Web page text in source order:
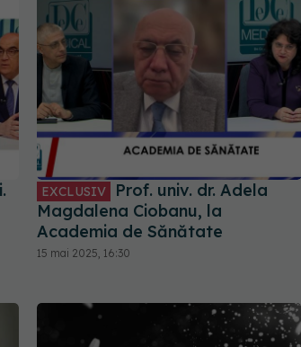
EXCLUSIV
Prof. univ. dr. Adela
Magdalena Ciobanu, la
Academia de Sănătate
15 mai 2025, 16:30